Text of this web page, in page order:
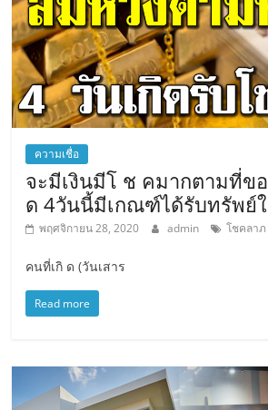
ความเชื่อ
จะมีเงินมีโ ช คมากตามที่ข
ด 4วันนี้มีเกณฑ์ได้รับทรัพย์
พฤศจิกายน 28, 2020 admin โชคลาภ
คนที่เกิ ด (วัน​เสาร
Read more